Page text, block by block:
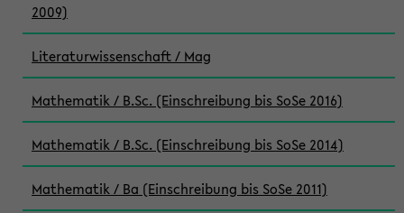
2009)
Literaturwissenschaft / Mag
Mathematik / B.Sc. (Einschreibung bis SoSe 2016)
Mathematik / B.Sc. (Einschreibung bis SoSe 2014)
Mathematik / Ba (Einschreibung bis SoSe 2011)